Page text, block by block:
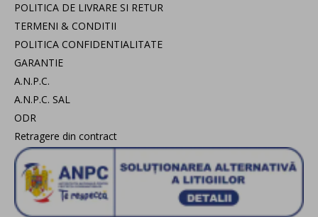
POLITICA DE LIVRARE SI RETUR
TERMENI & CONDITII
POLITICA CONFIDENTIALITATE
GARANTIE
A.N.P.C.
A.N.P.C. SAL
ODR
Retragere din contract